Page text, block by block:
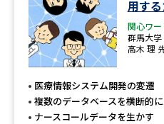
先輩が入学を決めた理由
新生活お役立ちガイド
学問発見
用す
関心ワ
群馬大学
高木 理
医療情報システム開発の変遷
複数のデータベースを横断的
ナースコールデータを生かす